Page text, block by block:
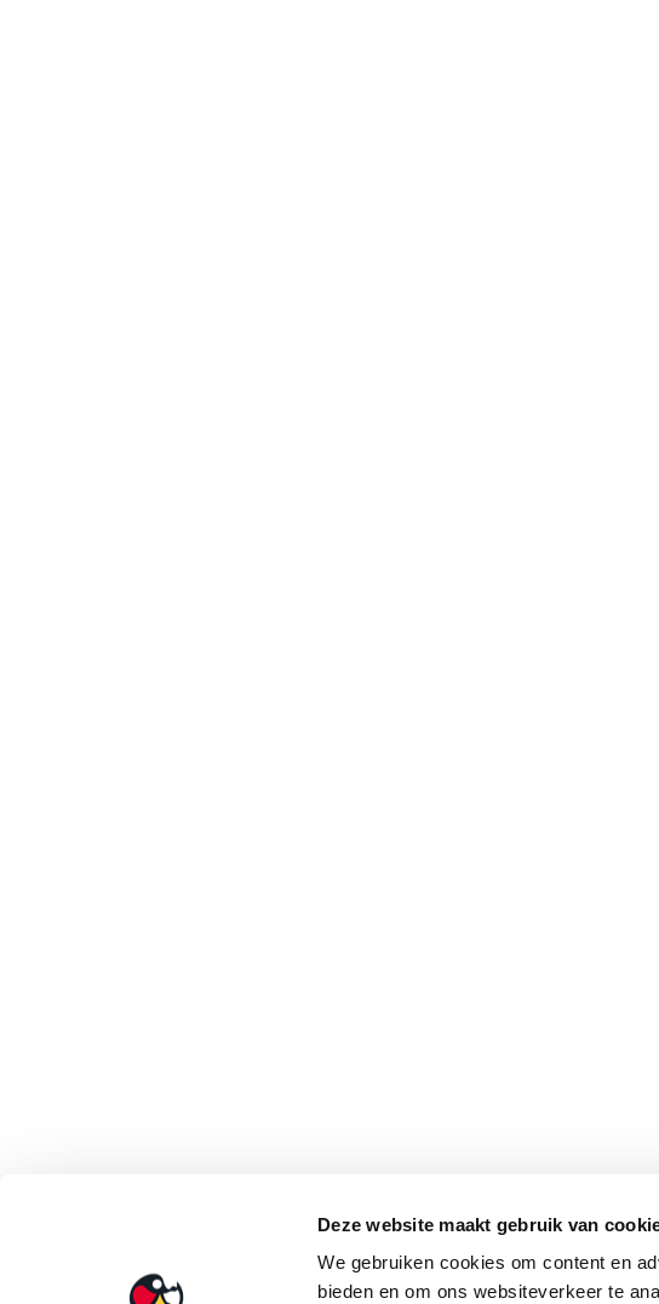
Deze website maakt gebruik van
We gebruiken cookies om content en
bieden en om ons websiteverkeer te